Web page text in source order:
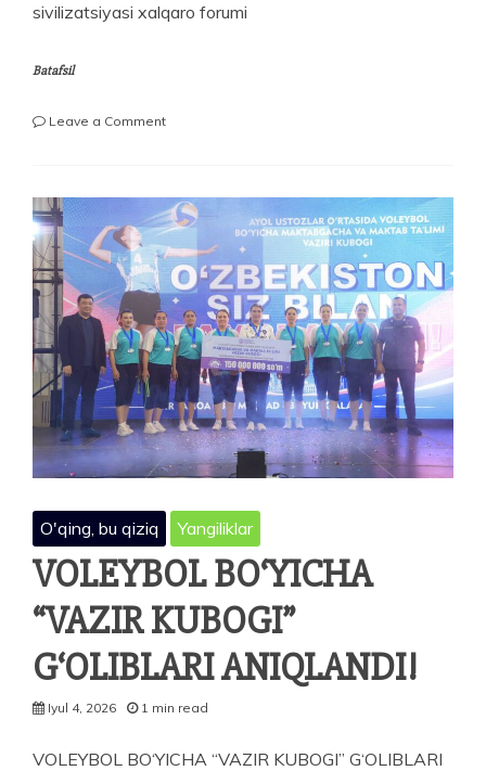
sivilizatsiyasi xalqaro forumi
Batafsil
Leave a Commenton
ILM-
MA’RIFAT,
MA’NAVIY
VA
INTELLEKTUAL
TARAQQIYOT
JAMIYAT
RAVNAQINING
HAL
QILUVCHI
KUCHI…
O'qing, bu qiziq Yangiliklar
VOLEYBOL BO‘YICHA
“VAZIR KUBOGI”
G‘OLIBLARI ANIQLANDI!
Iyul 4, 2026 1 min read
VOLEYBOL BO‘YICHA “VAZIR KUBOGI” G‘OLIBLARI